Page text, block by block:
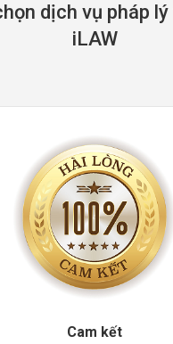
dịch vụ pháp
iLAW
Cam kết